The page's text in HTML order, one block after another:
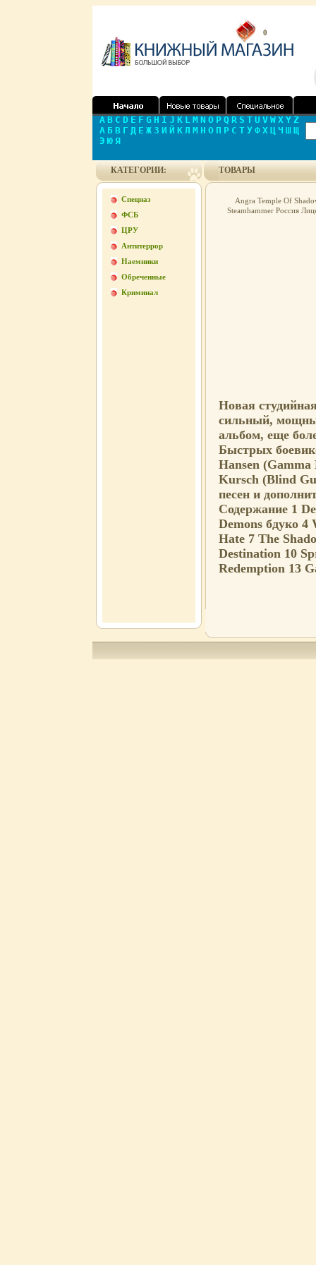
0
A B C D E F G H I J K L M N O P Q R S T U V W X Y Z
А Б В Г Д Е Ж З И Й К Л М Н О П Р С Т У Ф Х Ц Ч Ш Щ
Э Ю Я
КАТЕГОРИИ:
Спецназ
ФСБ
ЦРУ
Антитеррор
Наемники
Обреченные
Криминал
ТОВАРЫ
Angra Temple Of
Steamhammer Россия
Новая
сильный,
альбом, еще
Быстрых
Hansen
Kursch (Blind
песен и
Содержание 1
Demons бдуко
Hate 7 The
Destination 10
Redemption 13